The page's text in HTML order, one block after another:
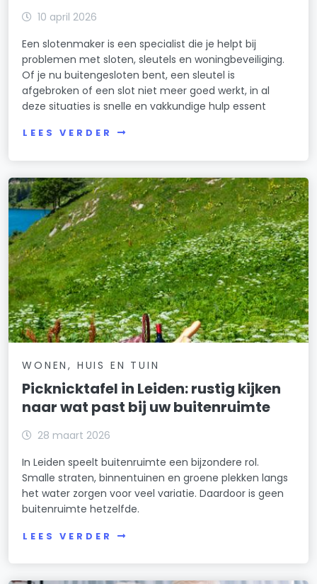
10 april 2026
Een slotenmaker is een specialist die je helpt bij
problemen met sloten, sleutels en woningbeveiliging.
Of je nu buitengesloten bent, een sleutel is
afgebroken of een slot niet meer goed werkt, in al
deze situaties is snelle en vakkundige hulp essent
LEES VERDER
WONEN, HUIS EN TUIN
Picknicktafel in Leiden: rustig kijken
naar wat past bij uw buitenruimte
28 maart 2026
In Leiden speelt buitenruimte een bijzondere rol.
Smalle straten, binnentuinen en groene plekken langs
het water zorgen voor veel variatie. Daardoor is geen
buitenruimte hetzelfde.
LEES VERDER